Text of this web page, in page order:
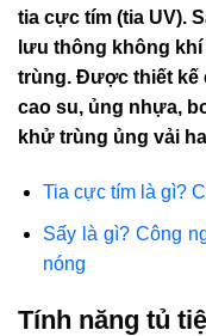
tia cực tím (tia UV).
lưu thông không
trùng. Được thiết kế
cao su, ủng nhựa,
khử trùng ủng vải
Tia cực tím là gì?
Sấy là gì? Công
nóng
Tính năng tủ